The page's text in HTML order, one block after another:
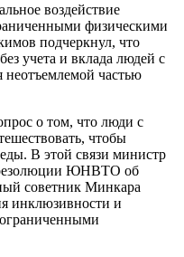
воздействие
физическими
подчеркнул, что
учета и вклада людей с
неотъемлемой частью
о том, что люди с
чтобы
В этой связи министр
резолюции ЮНВТО об
советник Минкара
инклюзивности и